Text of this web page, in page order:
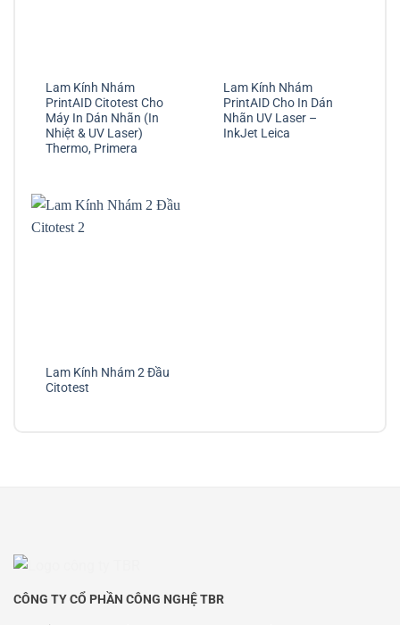
Lam Kính Nhám
PrintAID Citotest Cho
Máy In Dán Nhãn (In
Nhiệt & UV Laser)
Thermo, Primera
Lam Kính Nhám
PrintAID Cho In Dán
Nhãn UV Laser –
InkJet Leica
Lam Kính Nhám 2 Đầu
Citotest
CÔNG TY CỔ PHẦN CÔNG NGHỆ TBR